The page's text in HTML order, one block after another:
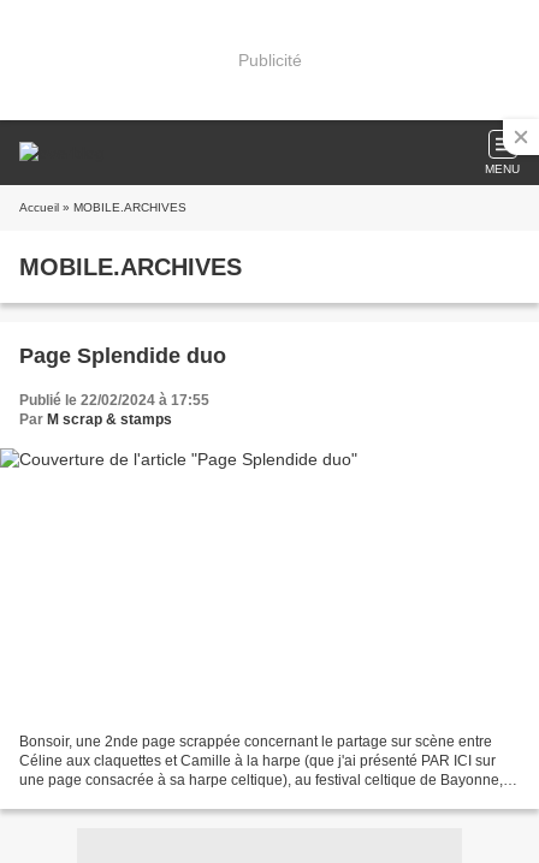
Publicité
MENU
Accueil » MOBILE.ARCHIVES
MOBILE.ARCHIVES
Page Splendide duo
Publié le 22/02/2024 à 17:55
Par M scrap & stamps
Bonsoir, une 2nde page scrappée concernant le partage sur scène entre
Céline aux claquettes et Camille à la harpe (que j'ai présenté PAR ICI sur
une page consacrée à sa harpe celtique), au festival celtique de Bayonne, le